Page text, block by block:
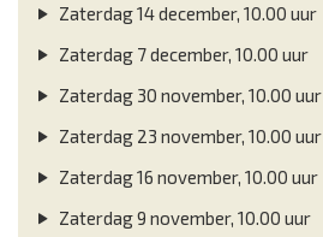
Zaterdag 14 december, 10.00 uur
Zaterdag 7 december, 10.00 uur
Zaterdag 30 november, 10.00 uur
Zaterdag 23 november, 10.00 uur
Zaterdag 16 november, 10.00 uur
Zaterdag 9 november, 10.00 uur